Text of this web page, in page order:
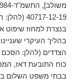
40717-
בנצרת למחוז
בהליך העיקרי
הצדדים (להלן:
כוח התובעת דאז,
בבתי משפט השלום